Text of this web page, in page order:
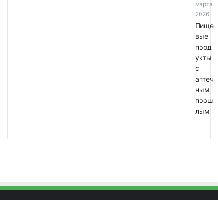
марта
2026
Пище
вые
прод
укты
с
аптеч
ным
прош
лым